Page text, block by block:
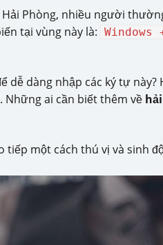
Phòng, nhiều người
tại vùng này là: Windows
dễ dàng nhập các ký tự
Những ai cần biết thêm về
tiếp một cách thú vị và sinh